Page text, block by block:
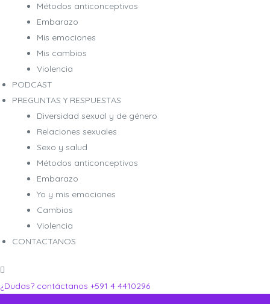
Métodos anticonceptivos
Embarazo
Mis emociones
Mis cambios
Violencia
PODCAST
PREGUNTAS Y RESPUESTAS
Diversidad sexual y de género
Relaciones sexuales
Sexo y salud
Métodos anticonceptivos
Embarazo
Yo y mis emociones
Cambios
Violencia
CONTACTANOS
¿Dudas? contáctanos +591 4 4410296